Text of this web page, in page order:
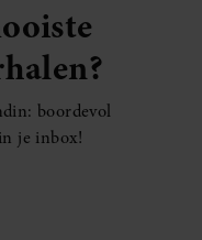
boordevol
je inbox!